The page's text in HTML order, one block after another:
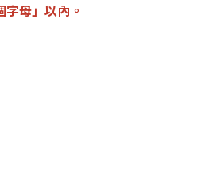
母」以內。